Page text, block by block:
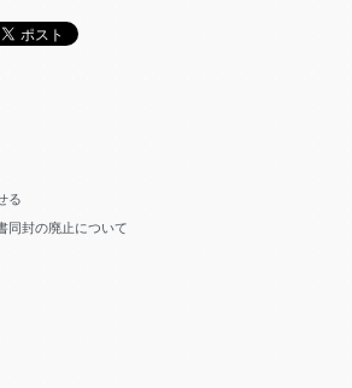
る
同封の廃止について